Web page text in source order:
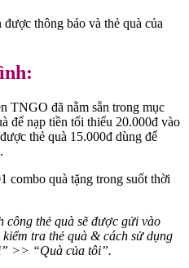
thông báo và thẻ quà của
TNGO đã nằm sẵn trong mục
để nạp tiền tối thiểu 20.000đ vào
thẻ quà 15.000đ dùng để
combo quà tặng trong suốt thời
công thẻ quà sẽ được gửi vào
tra thẻ quà & cách sử dụng
>> “Quà của tôi”.